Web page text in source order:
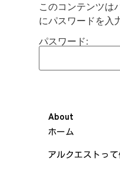
このコンテンツは
にパスワードを入
パスワード:
About
ホーム
アルクエストって